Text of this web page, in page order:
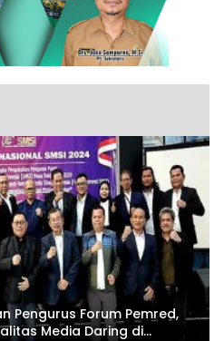
Pengurus Forum Pemred,
Media Daring di